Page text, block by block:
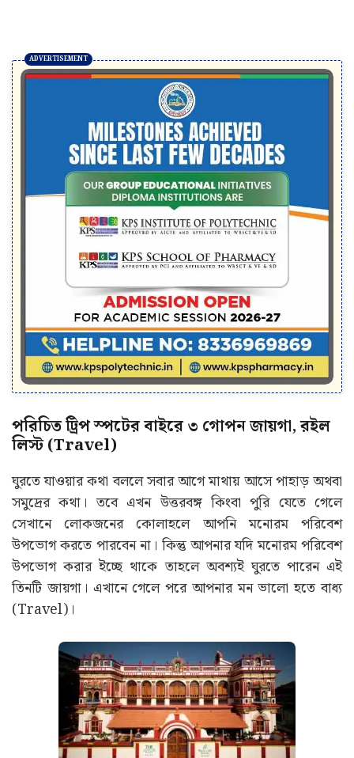
পরিচিত ট্রিপ স্পটের বাইরে ৩ গোপন জায়গা, রইল
লিস্ট (Travel)
ঘুরতে যাওয়ার কথা বললে সবার আগে মাথায় আসে পাহাড় অথবা
সমুদ্রের কথা। তবে এখন উত্তরবঙ্গ কিংবা পুরি যেতে গেলে
সেখানে লোকজনের কোলাহলে আপনি মনোরম পরিবেশ
উপভোগ করতে পারবেন না। কিন্তু আপনার যদি মনোরম পরিবেশ
উপভোগ করার ইচ্ছে থাকে তাহলে অবশ্যই ঘুরতে পারেন এই
তিনটি জায়গা। এখানে গেলে পরে আপনার মন ভালো হতে বাধ্য
(Travel)।